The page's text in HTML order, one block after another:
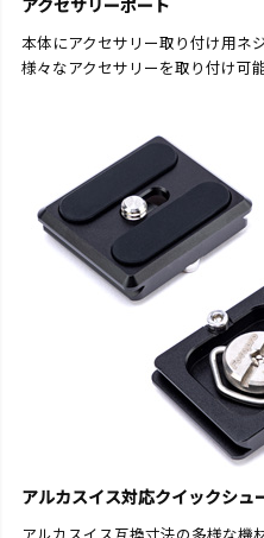
アクセサリーポート
本体にアクセサリー取り付け用ネ
様々なアクセサリーを取り付け可
アルカスイス対応クイックシュ